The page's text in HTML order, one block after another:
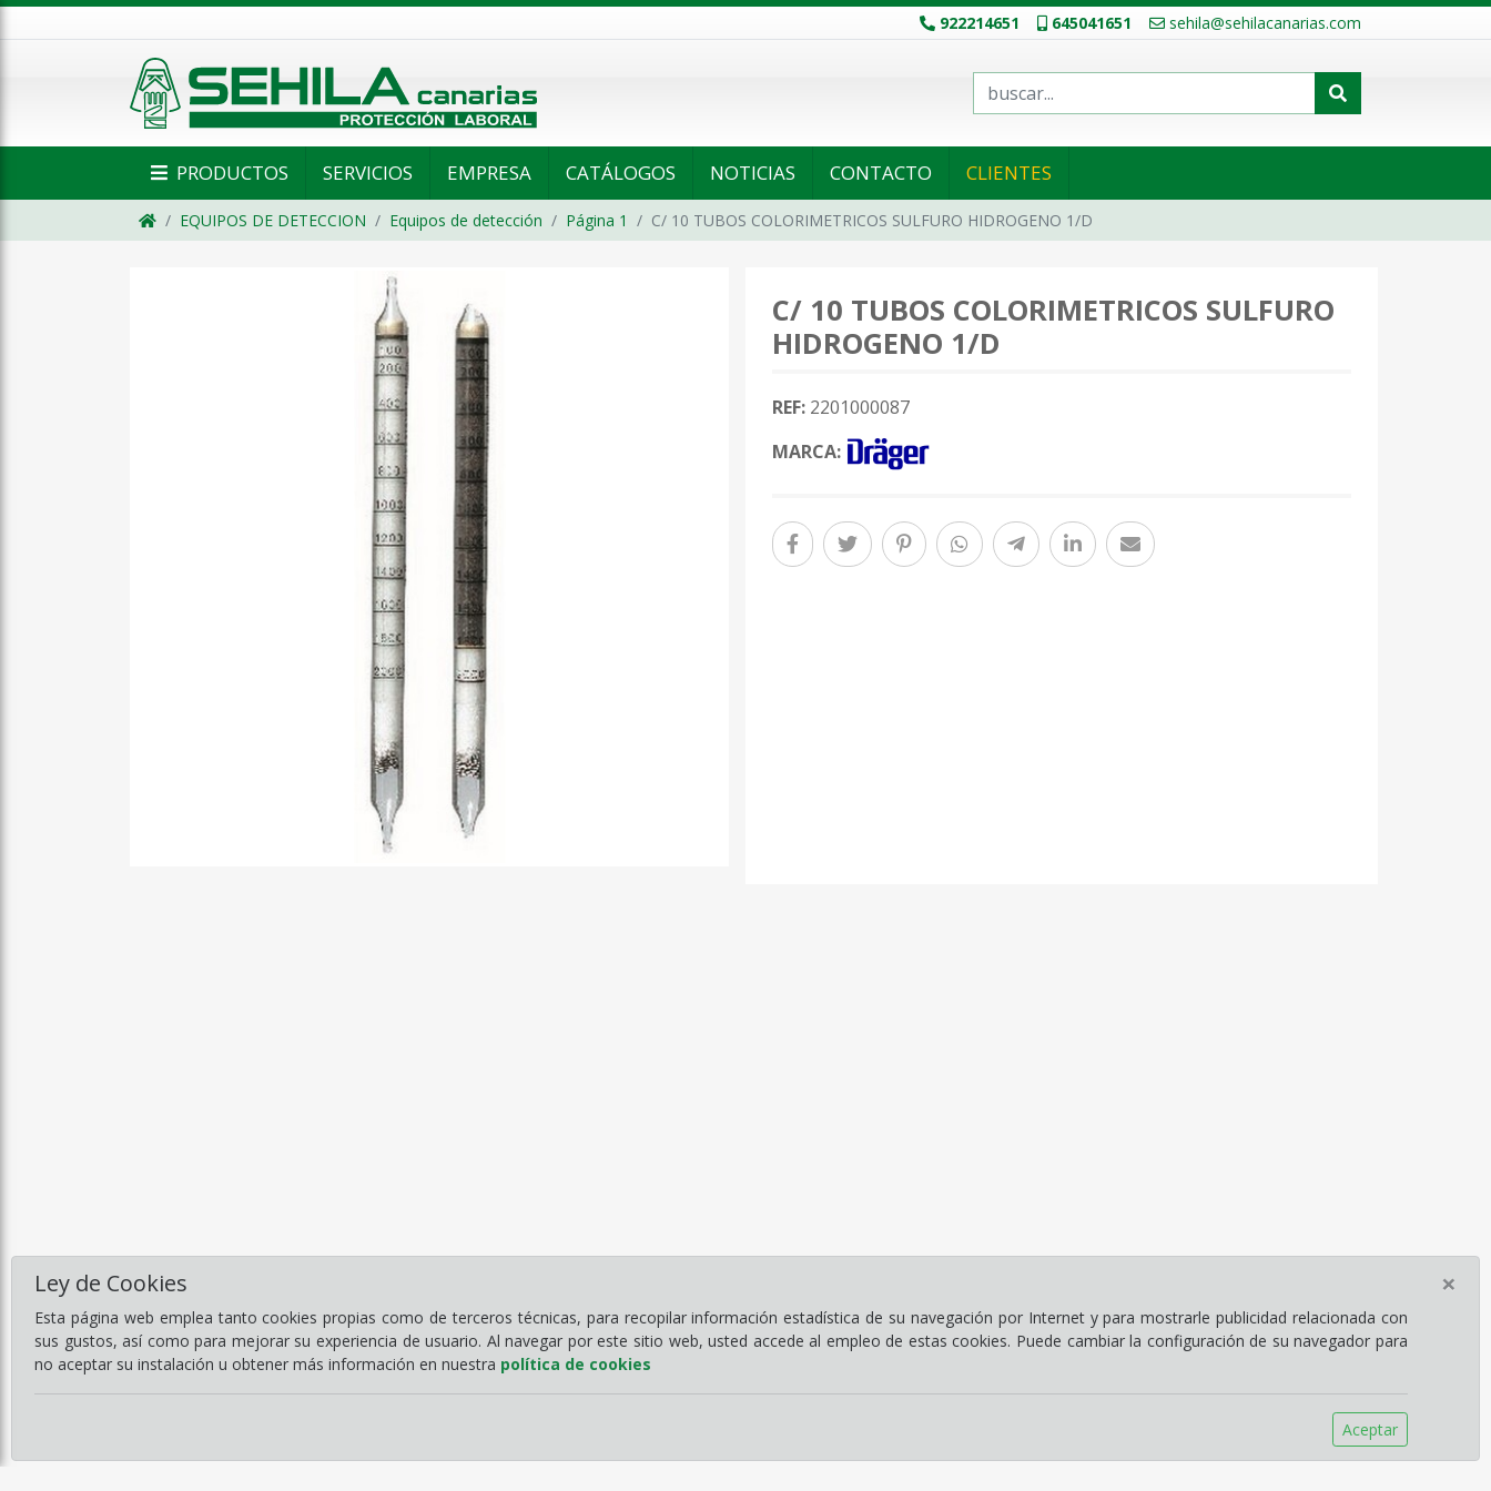
Ley de Cookies
Esta página web emplea tanto cookies propias como de terceros técnicas, para recopilar información estadística de su navegación por Internet y para mostrarle publicidad relacionada con
sus gustos, así como para mejorar su experiencia de usuario. Al navegar por este sitio web, usted accede al empleo de estas cookies. Puede cambiar la configuración de su navegador para
no aceptar su instalación u obtener más información en nuestra política de cookies
Aceptar
×
922214651 645041651 sehila@sehilacanarias.com
PRODUCTOS SERVICIOS EMPRESA CATÁLOGOS NOTICIAS CONTACTO CLIENTES
EQUIPOS DE DETECCION Equipos de detección Página 1 C/ 10 TUBOS COLORIMETRICOS SULFURO HIDROGENO 1/D
C/ 10 TUBOS COLORIMETRICOS SULFURO
HIDROGENO 1/D
REF: 2201000087
MARCA: